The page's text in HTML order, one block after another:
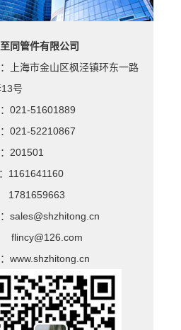
至同管件有限公司
上海市金山区枫泾镇环东一路
号
021-51601889
021-52210867
201501
1161641160
sales@shzhitong.cn
www.shzhitong.cn